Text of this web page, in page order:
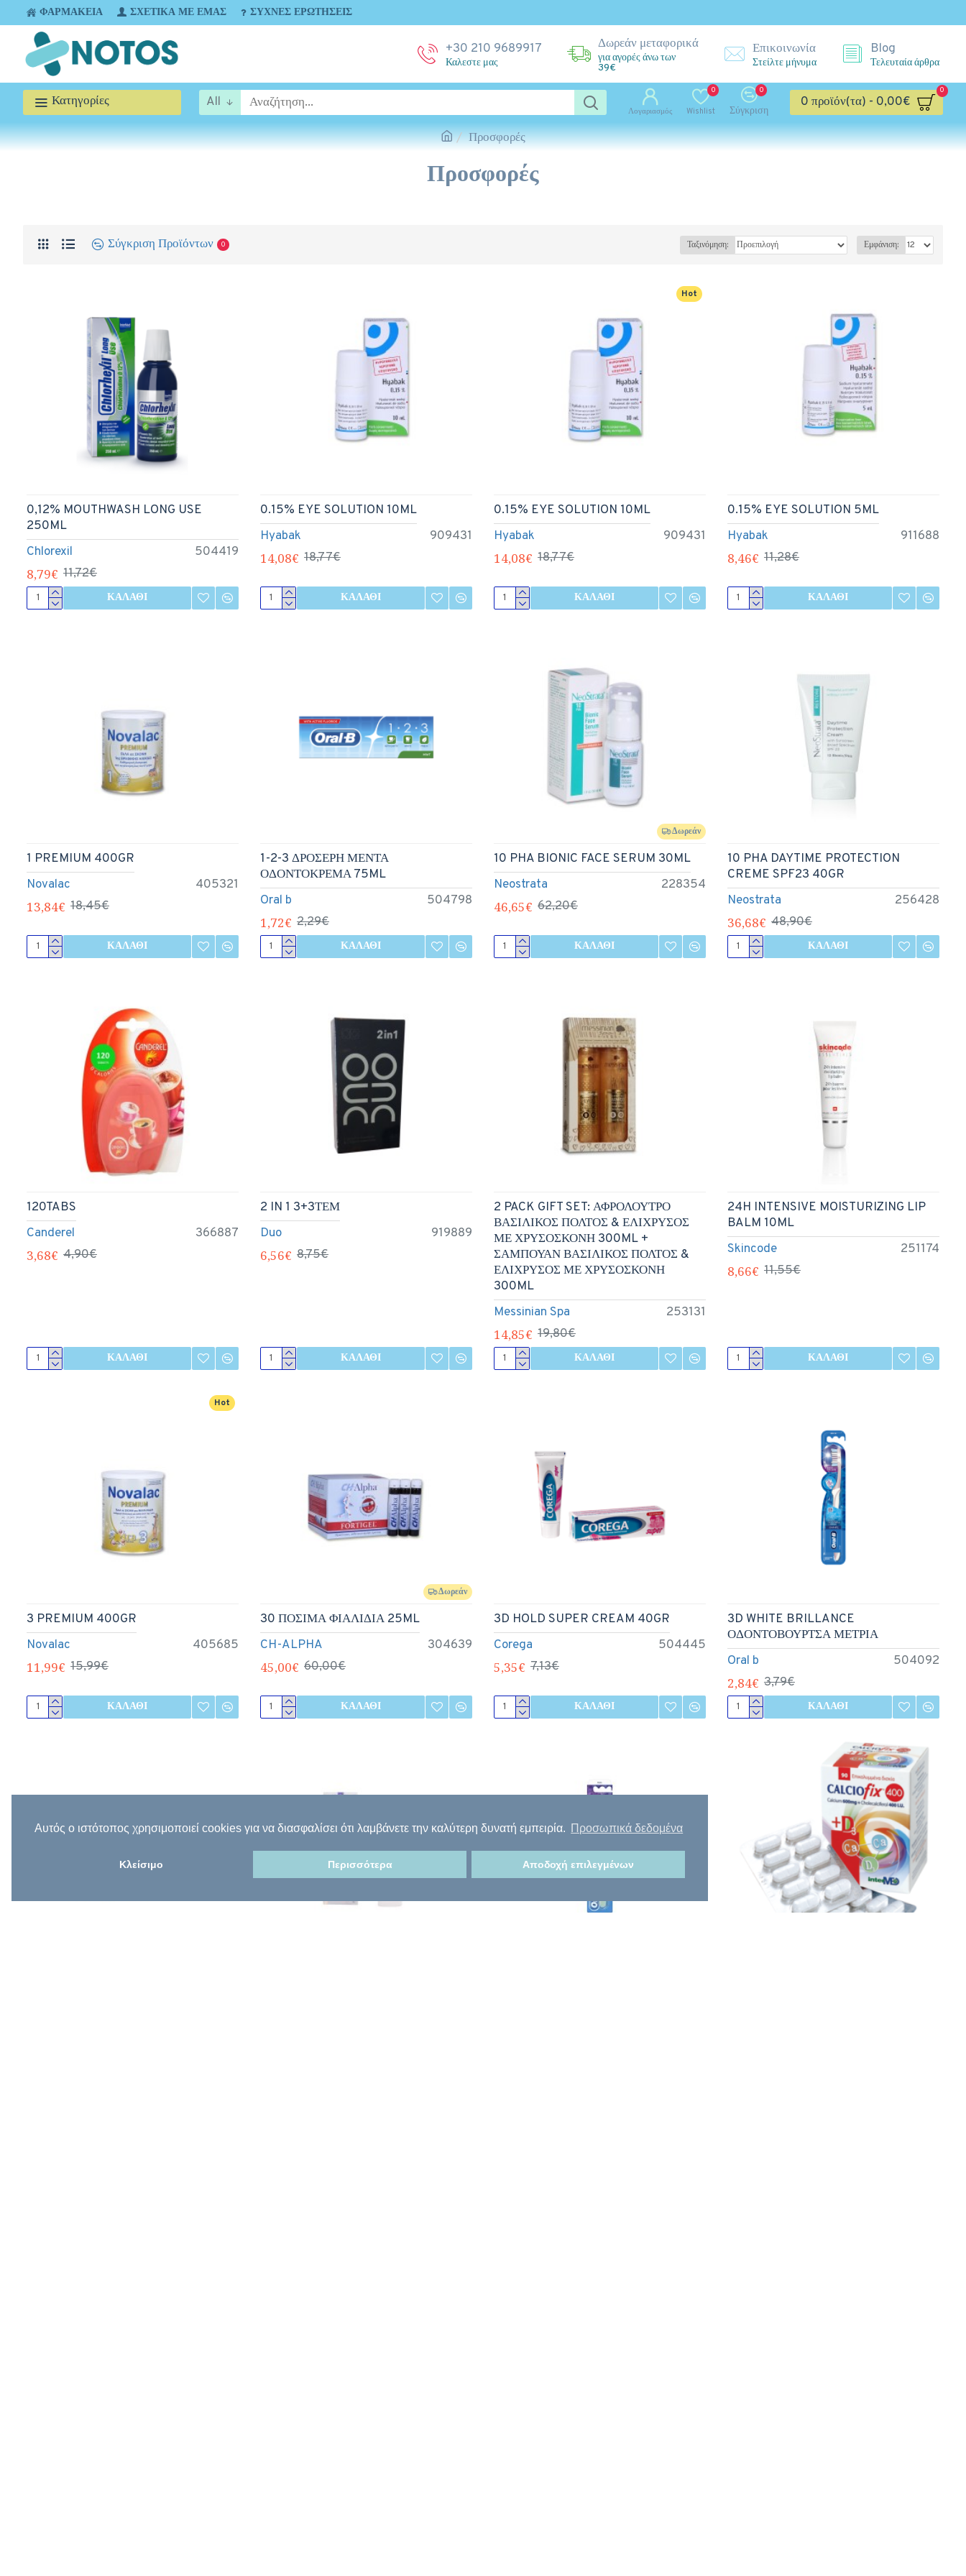
Αυτός ο ιστότοπος χρησιμοποιεί cookies για να διασφαλίσει ότι λαμβάνετε την καλύτερη δυνατή εμπειρία. Προσωπικά δεδομένα
Κλείσιμο Περισσότερα Αποδοχή επιλεγμένων
ΦΑΡΜΑΚΕΊΑ ΣΧΕΤΙΚΆ ΜΕ ΕΜΆΣ ΣΥΧΝΈΣ ΕΡΩΤΉΣΕΙΣ
+30 210 9689917
Καλεστε μας
Δωρεάν μεταφορικά
για αγορές άνω των
39€
Επικοινωνία
Στείλτε μήνυμα
Blog
Τελευταία άρθρα
Κατηγορίες All
Λογαριασμός Wishlist
0
Σύγκριση
0
0 προϊόν(τα) - 0,00€
0
Προσφορές
Προσφορές
Σύγκριση Προϊόντων 0 Ταξινόμηση: Εμφάνιση:
Chlorexil 504419
0,12% MOUTHWASH LONG USE
250ML
8,79€ 11,72€
ΚΑΛΆΘΙ
Hyabak 909431
0.15% EYE SOLUTION 10ML
14,08€ 18,77€
ΚΑΛΆΘΙ
Hot
Hyabak 909431
0.15% EYE SOLUTION 10ML
14,08€ 18,77€
ΚΑΛΆΘΙ
Hyabak 911688
0.15% EYE SOLUTION 5ML
8,46€ 11,28€
ΚΑΛΆΘΙ
Novalac 405321
1 PREMIUM 400GR
13,84€ 18,45€
ΚΑΛΆΘΙ
Oral b 504798
1-2-3 ΔΡΟΣΕΡΗ ΜΕΝΤΑ
ΟΔΟΝΤΟΚΡΕΜΑ 75ML
1,72€ 2,29€
ΚΑΛΆΘΙ
Δωρεάν
Neostrata 228354
10 PHA BIONIC FACE SERUM 30ML
46,65€ 62,20€
ΚΑΛΆΘΙ
Neostrata 256428
10 PHA DAYTIME PROTECTION
CREME SPF23 40GR
36,68€ 48,90€
ΚΑΛΆΘΙ
Canderel 366887
120TABS
3,68€ 4,90€
ΚΑΛΆΘΙ
Duo 919889
2 IN 1 3+3ΤΕΜ
6,56€ 8,75€
ΚΑΛΆΘΙ
Messinian Spa 253131
2 PACK GIFT SET: ΑΦΡΟΛΟΥΤΡΟ
ΒΑΣΙΛΙΚΟΣ ΠΟΛΤΟΣ & ΕΛΙΧΡΥΣΟΣ
ΜΕ ΧΡΥΣΟΣΚΟΝΗ 300ML +
ΣΑΜΠΟΥΑΝ ΒΑΣΙΛΙΚΟΣ ΠΟΛΤΟΣ &
ΕΛΙΧΡΥΣΟΣ ΜΕ ΧΡΥΣΟΣΚΟΝΗ
300ML
14,85€ 19,80€
ΚΑΛΆΘΙ
Skincode 251174
24H INTENSIVE MOISTURIZING LIP
BALM 10ML
8,66€ 11,55€
ΚΑΛΆΘΙ
Hot
Novalac 405685
3 PREMIUM 400GR
11,99€ 15,99€
ΚΑΛΆΘΙ
Δωρεάν
CH-ALPHA 304639
30 ΠΟΣΙΜΑ ΦΙΑΛΙΔΙΑ 25ML
45,00€ 60,00€
ΚΑΛΆΘΙ
Corega 504445
3D HOLD SUPER CREAM 40GR
5,35€ 7,13€
ΚΑΛΆΘΙ
Oral b 504092
3D WHITE BRILLANCE
ΟΔΟΝΤΟΒΟΥΡΤΣΑ ΜΕΤΡΙΑ
2,84€ 3,79€
ΚΑΛΆΘΙ